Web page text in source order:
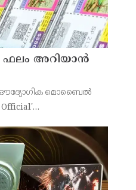
ഫലം അറിയാൻ
ഔദ്യോഗിക മൊബൈൽ
കെ എസ് അറിയിച്ചു.